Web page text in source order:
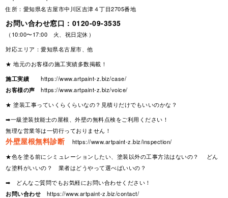
住所：愛知県名古屋市中川区吉津４丁目2705番地
お問い合わせ窓口： 0120-09-3535
（10:00〜17:00 火、祝日定休）
対応エリア：愛知県名古屋市、他
★ 地元のお客様の施工実績多数掲載！
施工実績
https://www.artpaint-z.biz/case/
お客様の声
https://www.artpaint-z.biz/voice/
★ 塗装工事っていくらくらいなの？見積りだけでもいいのかな？
➡一級塗装技能士の屋根、外壁の無料点検をご利用ください！
無理な営業等は一切行っておりません！
外壁屋根無料診断
https://www.artpaint-z.biz/inspection/
★色を塗る前にシミュレーションしたい、塗装以外の工事方法はないの？ どん
な塗料がいいの？ 業者はどうやって選べばいいの？
➡ どんなご質問でもお気軽にお問い合わせください！
お問い合わせ
https://www.artpaint-z.biz/contact/